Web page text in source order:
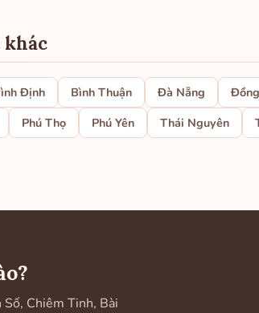
Định Bình Thuận Đà Nẵng
Phú Thọ Phú Yên Thái Nguyên
Chiêm Tinh, Bài